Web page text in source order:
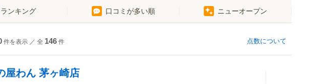
ランキング 口コミが多い順 ニューオープン
件を表示 ／ 全 146件 点数について
屋わん 茅ヶ崎店